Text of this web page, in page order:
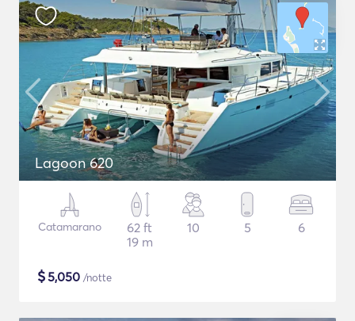
Lagoon 620
Catamarano
62 ft
19 m
10 5 6
$5,050 /notte